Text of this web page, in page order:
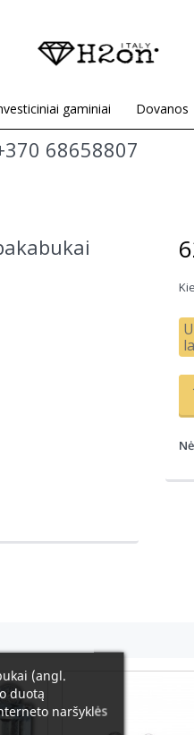
gaminiai Dovanos
68658807
(angl.
duotą
naršyklės